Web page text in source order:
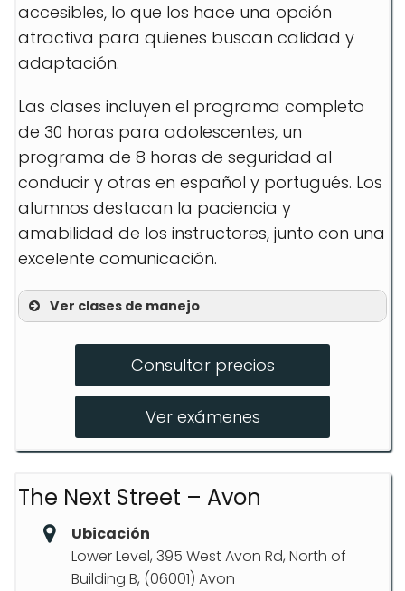
accesibles, lo que los hace una opción
atractiva para quienes buscan calidad y
adaptación.
Las clases incluyen el programa completo
de 30 horas para adolescentes, un
programa de 8 horas de seguridad al
conducir y otras en español y portugués. Los
alumnos destacan la paciencia y
amabilidad de los instructores, junto con una
excelente comunicación.
Ver clases de manejo
8hr Safe Driving Program
Clases en Español
Consultar precios
Ver exámenes
The Next Street – Avon
Ubicación
Lower Level, 395 West Avon Rd, North of
Building B, (06001) Avon